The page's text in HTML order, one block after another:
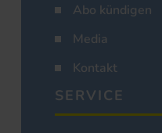
Abo kündigen
Media
Kontakt
SERVICE